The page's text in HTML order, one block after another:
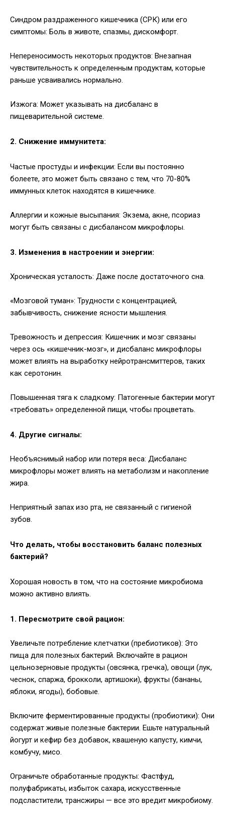
Синдром раздраженного кишечника (СРК) или его
симптомы: Боль в животе, спазмы, дискомфорт.
Непереносимость некоторых продуктов: Внезапная
чувствительность к определенным продуктам, которые
раньше усваивались нормально.
Изжога: Может указывать на дисбаланс в
пищеварительной системе.
2. Снижение иммунитета:
Частые простуды и инфекции: Если вы постоянно
болеете, это может быть связано с тем, что 70-80%
иммунных клеток находятся в кишечнике.
Аллергии и кожные высыпания: Экзема, акне, псориаз
могут быть связаны с дисбалансом микрофлоры.
3. Изменения в настроении и энергии:
Хроническая усталость: Даже после достаточного сна.
«Мозговой туман»: Трудности с концентрацией,
забывчивость, снижение ясности мышления.
Тревожность и депрессия: Кишечник и мозг связаны
через ось «кишечник-мозг», и дисбаланс микрофлоры
может влиять на выработку нейротрансмиттеров, таких
как серотонин.
Повышенная тяга к сладкому: Патогенные бактерии могут
«требовать» определенной пищи, чтобы процветать.
4. Другие сигналы:
Необъяснимый набор или потеря веса: Дисбаланс
микрофлоры может влиять на метаболизм и накопление
жира.
Неприятный запах изо рта, не связанный с гигиеной
зубов.
Что делать, чтобы восстановить баланс полезных
бактерий?
Хорошая новость в том, что на состояние микробиома
можно активно влиять.
1. Пересмотрите свой рацион:
Увеличьте потребление клетчатки (пребиотиков): Это
пища для полезных бактерий. Включайте в рацион
цельнозерновые продукты (овсянка, гречка), овощи (лук,
чеснок, спаржа, брокколи, артишоки), фрукты (бананы,
яблоки, ягоды), бобовые.
Включите ферментированные продукты (пробиотики): Они
содержат живые полезные бактерии. Ешьте натуральный
йогурт и кефир без добавок, квашеную капусту, кимчи,
комбучу, мисо.
Ограничьте обработанные продукты: Фастфуд,
полуфабрикаты, избыток сахара, искусственные
подсластители, трансжиры — все это вредит микробиому.